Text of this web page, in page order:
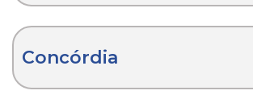
Concórdia